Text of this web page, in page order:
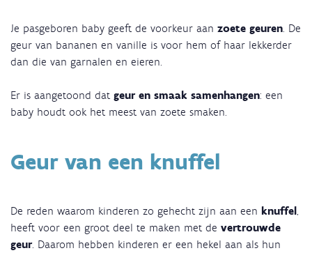
Je pasgeboren baby geeft de voorkeur aan zoete geuren . De
geur van bananen en vanille is voor hem of haar lekkerder
dan die van garnalen en eieren.
Er is aangetoond dat geur en smaak samenhangen: een
baby houdt ook het meest van zoete smaken.
Geur van een knuffel
De reden waarom kinderen zo gehecht zijn aan een knuffel
heeft voor een groot deel te maken met de vertrouwde
geur. Daarom hebben kinderen er een hekel aan als hun